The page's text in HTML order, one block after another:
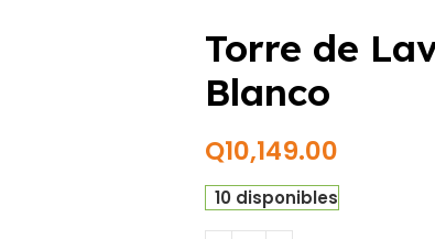
Torre de
Blanco
Q10,149.00
10 disponibles